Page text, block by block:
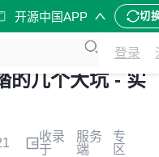
开源中国APP 切
登录
的几个大坑 - 实
收录
于
服务
端
专
区